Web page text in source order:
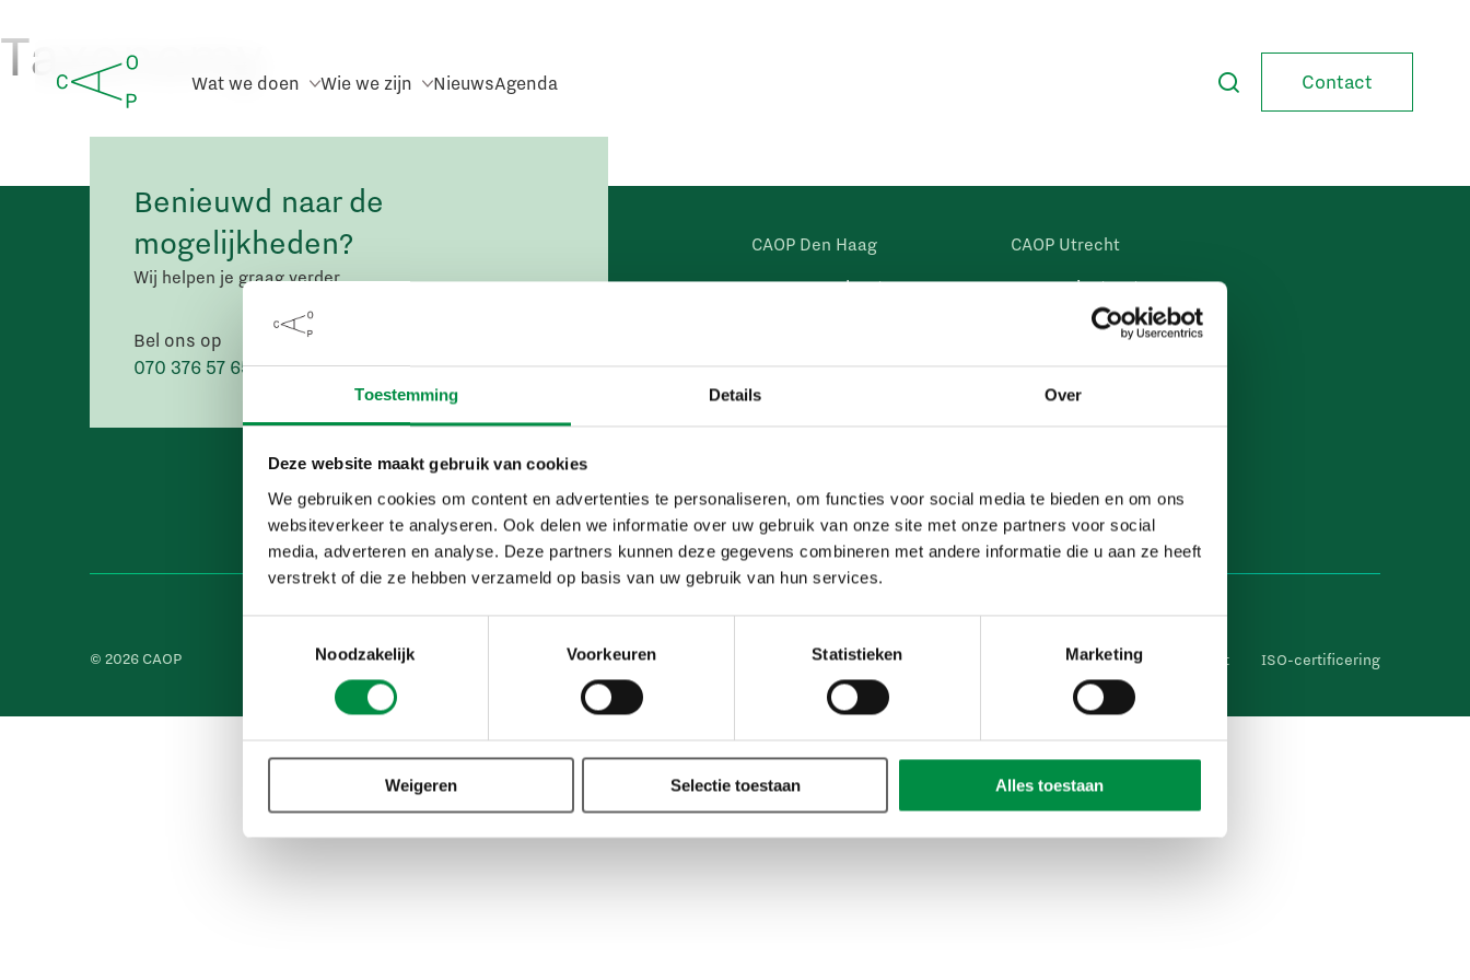
Toestemming Details Over
Deze website maakt gebruik van cookies
We gebruiken cookies om content en advertenties te personaliseren, om functies voor social media te bieden en om ons
websiteverkeer te analyseren. Ook delen we informatie over uw gebruik van onze site met onze partners voor social
media, adverteren en analyse. Deze partners kunnen deze gegevens combineren met andere informatie die u aan ze heeft
verstrekt of die ze hebben verzameld op basis van uw gebruik van hun services.
Noodzakelijk
Voorkeuren Statistieken Marketing
Weigeren Selectie toestaan Alles toestaan
Wat we doen Wie we zijn NieuwsAgenda Contact
Taxonomy
Benieuwd naar de
mogelijkheden?
Wij helpen je graag verder.
Bel ons op
070 376 57 65 info@caop.nl
CAOP Den Haag
Lange Voorhout 13
CAOP Utrecht
Lange Viestraat 371
3511 BK Utrecht
Postbus 556
© 2026 CAOP Nieuwsbrief Privacy- en cookies Algemene voorwaarden Klachtenregeling Toegankelijkheidsverklaring Cameratoezicht ISO-certificering